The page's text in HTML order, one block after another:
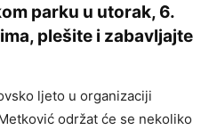
parku u utorak, 6.
plešite i zabavljajte
ljeto u organizaciji
održat će se nekoliko